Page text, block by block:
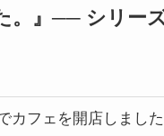
。』── シリー
カフェを開店しました